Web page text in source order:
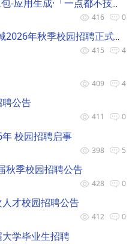
0
416
4
415
4
409
公告
0
411
校园招聘启事
5
398
秋季校园招聘公告
0
428
才校园招聘公告
0
412
学毕业生招聘